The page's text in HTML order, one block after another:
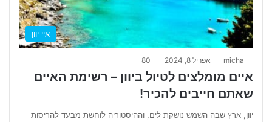
איי יוון
micha אפריל 8, 2024 80
איים מומלצים לטיול ביוון – רשימת האיים
שאתם חייבים להכיר!
יוון, ארץ שבה השמש נושקת לים, וההיסטוריה לוחשת מבעד להריסות